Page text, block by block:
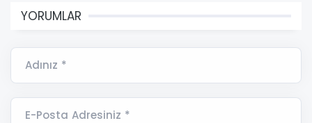
YORUMLAR
Adınız *
E-Posta Adresiniz *